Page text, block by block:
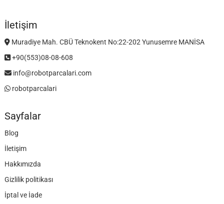
İletişim
Muradiye Mah. CBÜ Teknokent No:22-202 Yunusemre MANİSA
+90(553)08-08-608
info@robotparcalari.com
robotparcalari
Sayfalar
Blog
İletişim
Hakkımızda
Gizlilik politikası
İptal ve İade